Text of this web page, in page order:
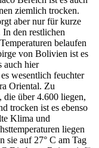
ziemlich trocken.
aber nur für kurze
den restlichen
belaufen
von Bolivien ist es
auch hier
wesentlich feuchter
Oriental. Zu
die über 4.600 liegen,
trocken ist es ebenso
Klima und
liegen
sie auf 27° C am Tag